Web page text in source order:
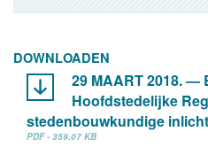
DOWNLOADEN
29 MAART 2018. —
Hoofdstedelijke
stedenbouwkundige
PDF - 359.07 KB